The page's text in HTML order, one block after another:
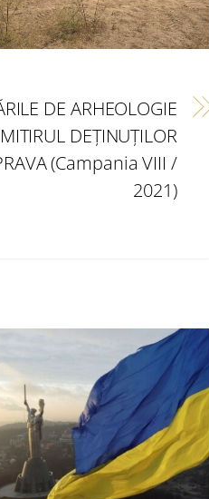
DE ARHEOLOGIE
DEȚINUȚILOR
(Campania VIII /
2021)